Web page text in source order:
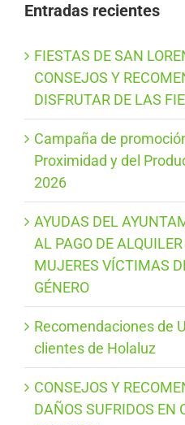
Entradas recientes
FIESTAS DE SAN
CONSEJOS Y
DISFRUTAR DE LAS
Campaña de
Proximidad y del
2026
AYUDAS DEL
AL PAGO DE
MUJERES VÍCTIMAS
GÉNERO
Recomendaciones de
clientes de Holaluz
CONSEJOS Y
DAÑOS SUFRIDOS EN